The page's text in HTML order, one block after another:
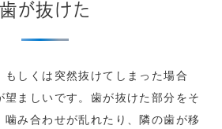
歯が抜けた
もしくは突然抜けてしまった場合
望ましいです。歯が抜けた部分をそ
噛み合わせが乱れたり、隣の歯が移